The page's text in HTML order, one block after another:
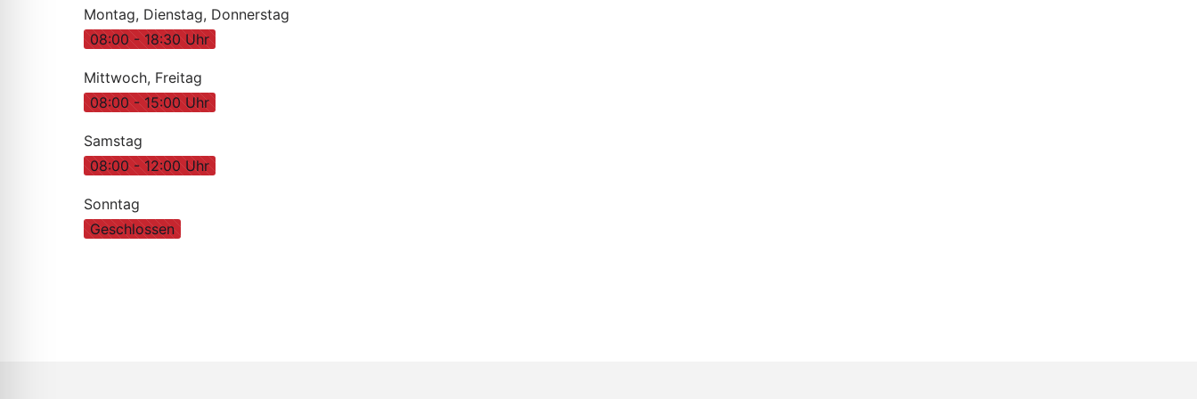
Montag, Dienstag, Donnerstag
08:00 - 18:30 Uhr
Mittwoch, Freitag
08:00 - 15:00 Uhr
Samstag
08:00 - 12:00 Uhr
Sonntag
Geschlossen